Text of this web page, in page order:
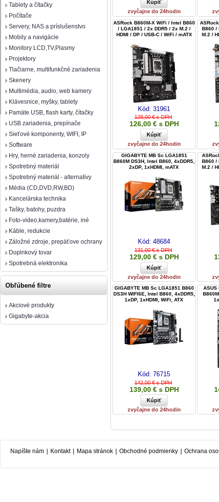
Tablety a čítačky
Počítače
Servery, NAS a príslušenstvo
Mobily a navigácie
Monitory LCD,TV,Plasmy
Projektory
Tlačiarne, multifunkčné zariadenia
Skenery
Multimédia, audio, web kamery
Klávesnice, myšky, tablety
Pamäte USB, flash karty, čítačky
USB zariadenia, prepínače
Sieťové komponenty, WIFI, IP
Software
Hry, herné zariadenia, konzoly
Spotrebný materiál
Spotrebný materiál - alternatívy
Média (CD,DVD,RW,BD)
Kancelárska technika
Tašky, batohy, puzdra
Foto-video,kamery,batérie, iné
Káble, redukcie
Záložné zdroje, prepäťove ochrany
Doplnkový tovar
Spotrebná elektronika
Obľúbené filtre
Akciové produkty
Gigabyte-akcia
zvyčajne do 24hodin
ASRock B860M-X WiFi / Intel B860
/ LGA1851 / 2x DDR5 / 2x M.2 /
HDMI / DP / USB-C / WiFi / mATX
Kód: 31961
128,00 € s DPH
126,00 € s DPH
zvyčajne do 24hodin
B860 /
M.2 /
GIGABYTE MB Sc LGA1851
B860M DS3H, Intel B860, 4xDDR5,
2xDP, 1xHDMI, mATX
Kód: 48684
131,00 € s DPH
129,00 € s DPH
zvyčajne do 24hodin
B860 /
M.2 /
GIGABYTE MB Sc LGA1851 B860
DS3H WIFI6E, Intel B860, 4xDDR5,
1xDP, 1xHDMI, WiFi, ATX
Kód: 76715
142,00 € s DPH
139,00 € s DPH
zvyčajne do 24hodin
ASUS
Napíšte nám Kontakt Mapa stránok Obchodné podmienky Ochrana